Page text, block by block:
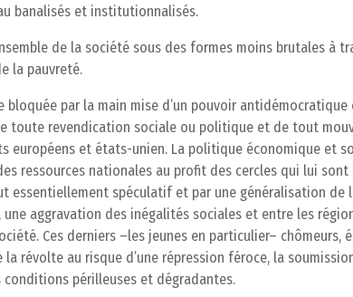
banalisés et institutionnalisés.
de la société sous des formes moins brutales à
la pauvreté.
bloquée par la main mise d’un pouvoir antidémocratique
toute revendication sociale ou politique et de tout
européens et états-unien. La politique économique et
ressources nationales au profit des cercles qui lui
essentiellement spéculatif et par une généralisation de
aggravation des inégalités sociales et entre les
Ces derniers –les jeunes en particulier– chômeurs,
révolte au risque d’une répression féroce, la
périlleuses et dégradantes.